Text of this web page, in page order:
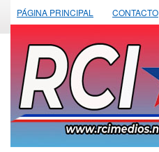
PÁGINA PRINCIPAL CONTACTO